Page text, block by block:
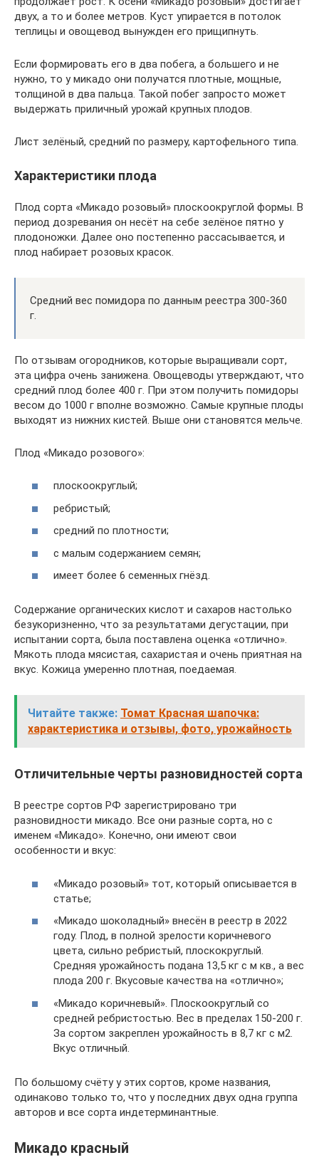
двух, а то и более метров. Куст упирается в потолок
теплицы и овощевод вынужден его прищипнуть.
Если формировать его в два побега, а большего и не
нужно, то у микадо они получатся плотные, мощные,
толщиной в два пальца. Такой побег запросто может
выдержать приличный урожай крупных плодов.
Лист зелёный, средний по размеру, картофельного типа.
Характеристики плода
Плод сорта «Микадо розовый» плоскоокруглой формы. В
период дозревания он несёт на себе зелёное пятно у
плодоножки. Далее оно постепенно рассасывается, и
плод набирает розовых красок.
Средний вес помидора по данным реестра 300-360
г.
По отзывам огородников, которые выращивали сорт,
эта цифра очень занижена. Овощеводы утверждают, что
средний плод более 400 г. При этом получить помидоры
весом до 1000 г вполне возможно. Самые крупные плоды
выходят из нижних кистей. Выше они становятся мельче.
Плод «Микадо розового»:
плоскоокруглый;
ребристый;
средний по плотности;
с малым содержанием семян;
имеет более 6 семенных гнёзд.
Содержание органических кислот и сахаров настолько
безукоризненно, что за результатами дегустации, при
испытании сорта, была поставлена оценка «отлично».
Мякоть плода мясистая, сахаристая и очень приятная на
вкус. Кожица умеренно плотная, поедаемая.
Читайте также: Томат Красная шапочка:
характеристика и отзывы, фото, урожайность
Отличительные черты разновидностей сорта
В реестре сортов РФ зарегистрировано три
разновидности микадо. Все они разные сорта, но с
именем «Микадо». Конечно, они имеют свои
особенности и вкус:
«Микадо розовый» тот, который описывается в
статье;
«Микадо шоколадный» внесён в реестр в 2022
году. Плод, в полной зрелости коричневого
цвета, сильно ребристый, плоскокруглый.
Средняя урожайность подана 13,5 кг с м кв., а вес
плода 200 г. Вкусовые качества на «отлично»;
«Микадо коричневый». Плоскоокруглый со
средней ребристостью. Вес в пределах 150-200 г.
За сортом закреплен урожайность в 8,7 кг с м2.
Вкус отличный.
По большому счёту у этих сортов, кроме названия,
одинаково только то, что у последних двух одна группа
авторов и все сорта индетерминантные.
Микадо красный